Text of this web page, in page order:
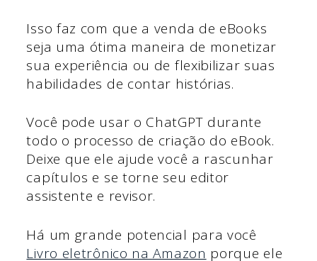
Isso faz com que a venda de eBooks
seja uma ótima maneira de monetizar
sua experiência ou de flexibilizar suas
habilidades de contar histórias.
Você pode usar o ChatGPT durante
todo o processo de criação do eBook.
Deixe que ele ajude você a rascunhar
capítulos e se torne seu editor
assistente e revisor.
Há um grande potencial para você
Livro eletrônico na Amazon porque ele